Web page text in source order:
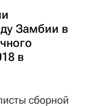
Замбии в
в
сборной